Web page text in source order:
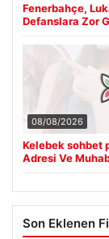
Fenerbahçe,
Defanslara Zor
08/08/2026
Kelebek sohbet
Adresi Ve
Son Eklenen